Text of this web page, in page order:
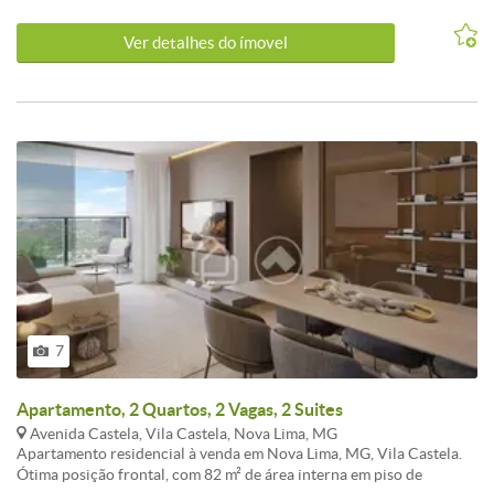
poliesportiva, sala de jogos, espaço gourmet, churrasqueira, salão
de festas, playground e jardim. O imóvel aceita financiamento e
Ver detalhes do ímovel
7
Apartamento, 2 Quartos, 2 Vagas, 2 Suites
Avenida Castela, Vila Castela, Nova Lima, MG
Apartamento residencial à venda em Nova Lima, MG, Vila Castela.
Ótima posição frontal, com 82 m² de área interna em piso de